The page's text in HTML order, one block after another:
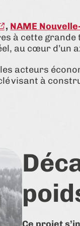
, NAME
à cette grande
au cœur d’un
acteurs
visant à